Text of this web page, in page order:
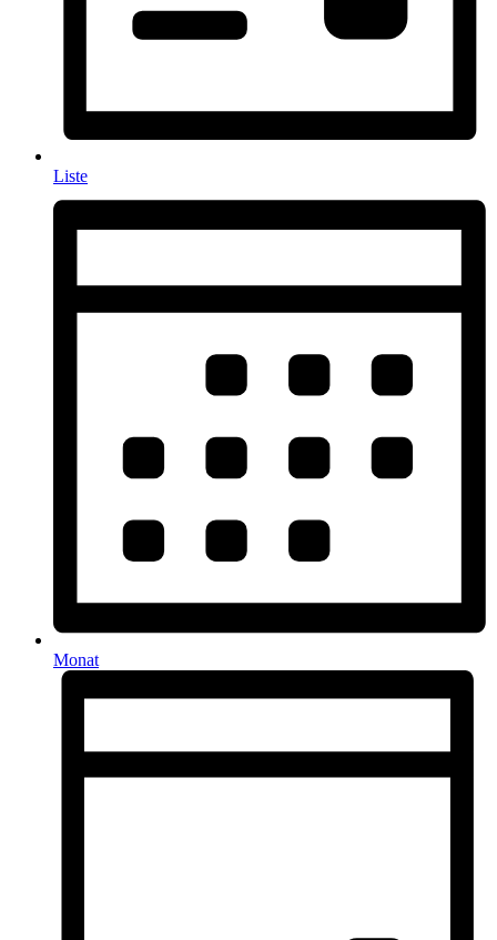
Liste
Monat